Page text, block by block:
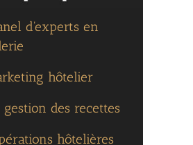
d'experts en
hôtelier
gestion des recettes
hôtelières